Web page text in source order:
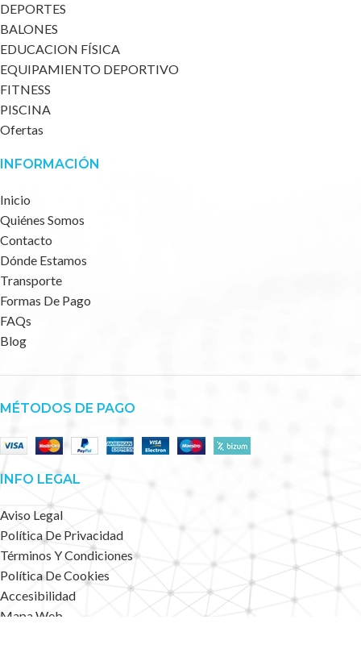
DEPORTES
BALONES
EDUCACION FÍSICA
EQUIPAMIENTO DEPORTIVO
FITNESS
PISCINA
Ofertas
INFORMACIÓN
Inicio
Quiénes Somos
Contacto
Dónde Estamos
Transporte
Formas De Pago
FAQs
Blog
MÉTODOS DE PAGO
INFO LEGAL
Aviso Legal
Política De Privacidad
Términos Y Condiciones
Política De Cookies
Accesibilidad
Mapa Web